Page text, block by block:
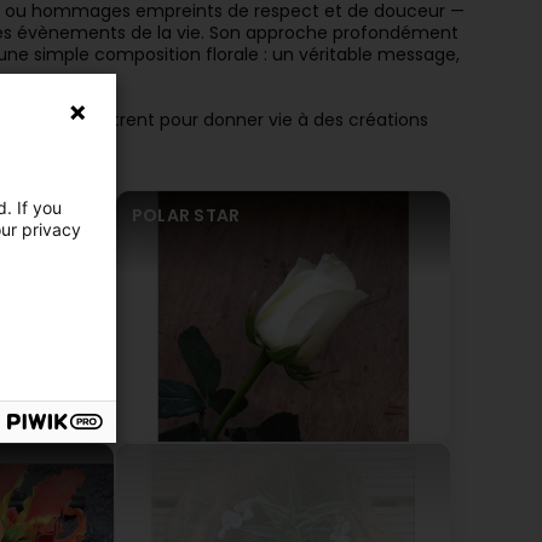
ou hommages empreints de respect et de douceur —
évènements de la vie. Son approche profondément
simple composition florale : un véritable message,
se rencontrent pour donner vie à des créations
POLAR STAR
If you
privacy